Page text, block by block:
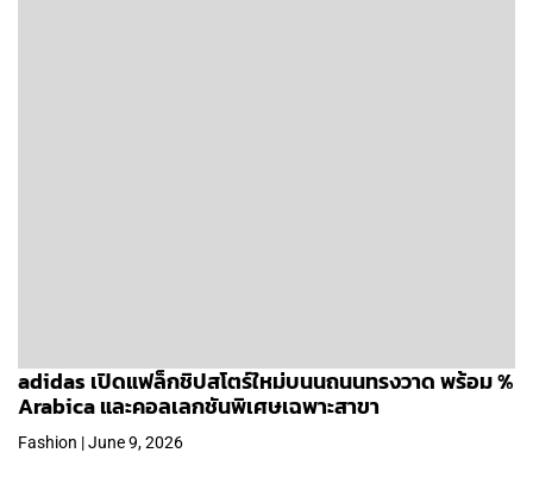
adidas เปิดแฟล็กชิปสโตร์ใหม่บนนถนนทรงวาด พร้อม %
Arabica และคอลเลกชันพิเศษเฉพาะสาขา
Fashion | June 9, 2026